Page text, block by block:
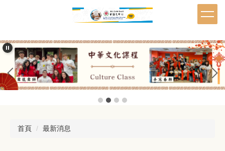
要
內
區
首頁 最新消息